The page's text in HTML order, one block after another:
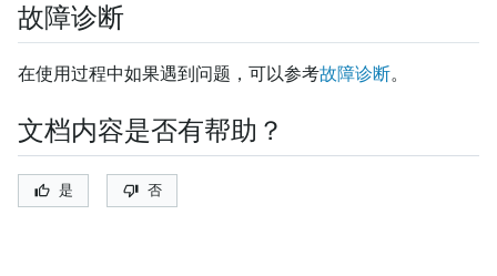
故障诊断
在使用过程中如果遇到问题，可以参考故障诊断。
文档内容是否有帮助？
是 否